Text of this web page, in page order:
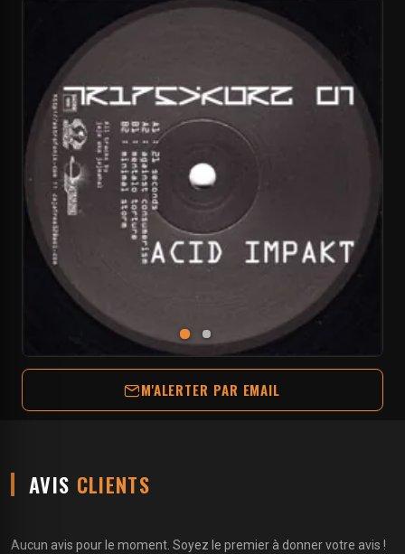
M'ALERTER PAR EMAIL
AVIS CLIENTS
Aucun avis pour le moment. Soyez le premier à donner votre avis !